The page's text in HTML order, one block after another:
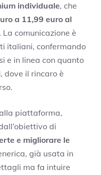
individuale, che
a 11,99 euro al
comunicazione è
italiani, confermando
e in linea con quanto
, dove il rincaro è
piattaforma,
di
e migliorare le
già usata in
ma fa intuire